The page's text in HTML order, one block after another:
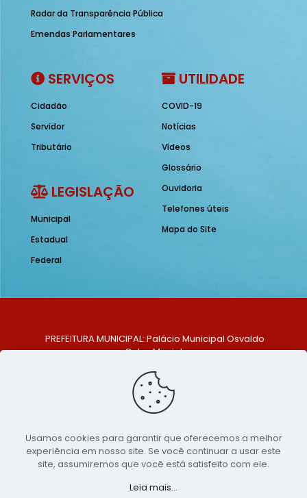
Radar da Transparência Pública
Emendas Parlamentares
SERVIÇOS
Cidadão
Servidor
Tributário
LEGISLAÇÃO
Municipal
Estadual
Federal
UTILIDADE
COVID-19
Notícias
Vídeos
Glossário
Ouvidoria
Telefones úteis
Mapa do Site
PREFEITURA MUNICIPAL: Palácio Municipal Osvaldo
Celso Maciel
Centro, São Bento do Una - PE. CEP: 553370-128
TELEFONE: (81) 99548-1569
E-MAIL: ouvidoria@saobentodouna.pe.gov.br
Copyright 2021-2026 - Assessoria de Comunicação da
Prefeitura de São Bento do Una - PE
Usamos cookies para garantir que oferecemos a melhor
experiência em nosso site. Se você continuar a usar este
site, assumiremos que você está satisfeito com ele.
Leia mais...